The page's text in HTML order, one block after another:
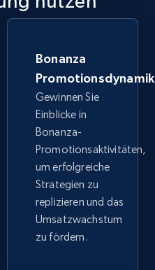
Currency, Initial
percent, and more.
Jetzt anfangen
Currency, Initial
percent, and more.
Jetzt anfangen
Bonanza
Gewinnen Sie
Einblicke in
Bonanza-
Promotionsaktivitäten,
um erfolgreiche
Strategien zu
replizieren und das
Umsatzwachstum
zu fördern.